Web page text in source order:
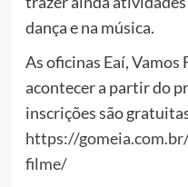
dança e na música.
As oficinas Eaí, Vamos
acontecer a partir do
inscrições são
https://
filme/